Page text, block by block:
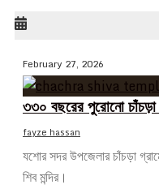
February 27, 2026
৩৩০ বছরের পুরোনো চাঁচড়া
fayze hassan
যশোর সদর উপজেলার চাঁচড়া
শিব মন্দির।